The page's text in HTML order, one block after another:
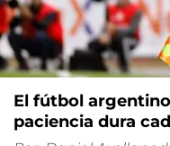
El fútbol
paciencia dura